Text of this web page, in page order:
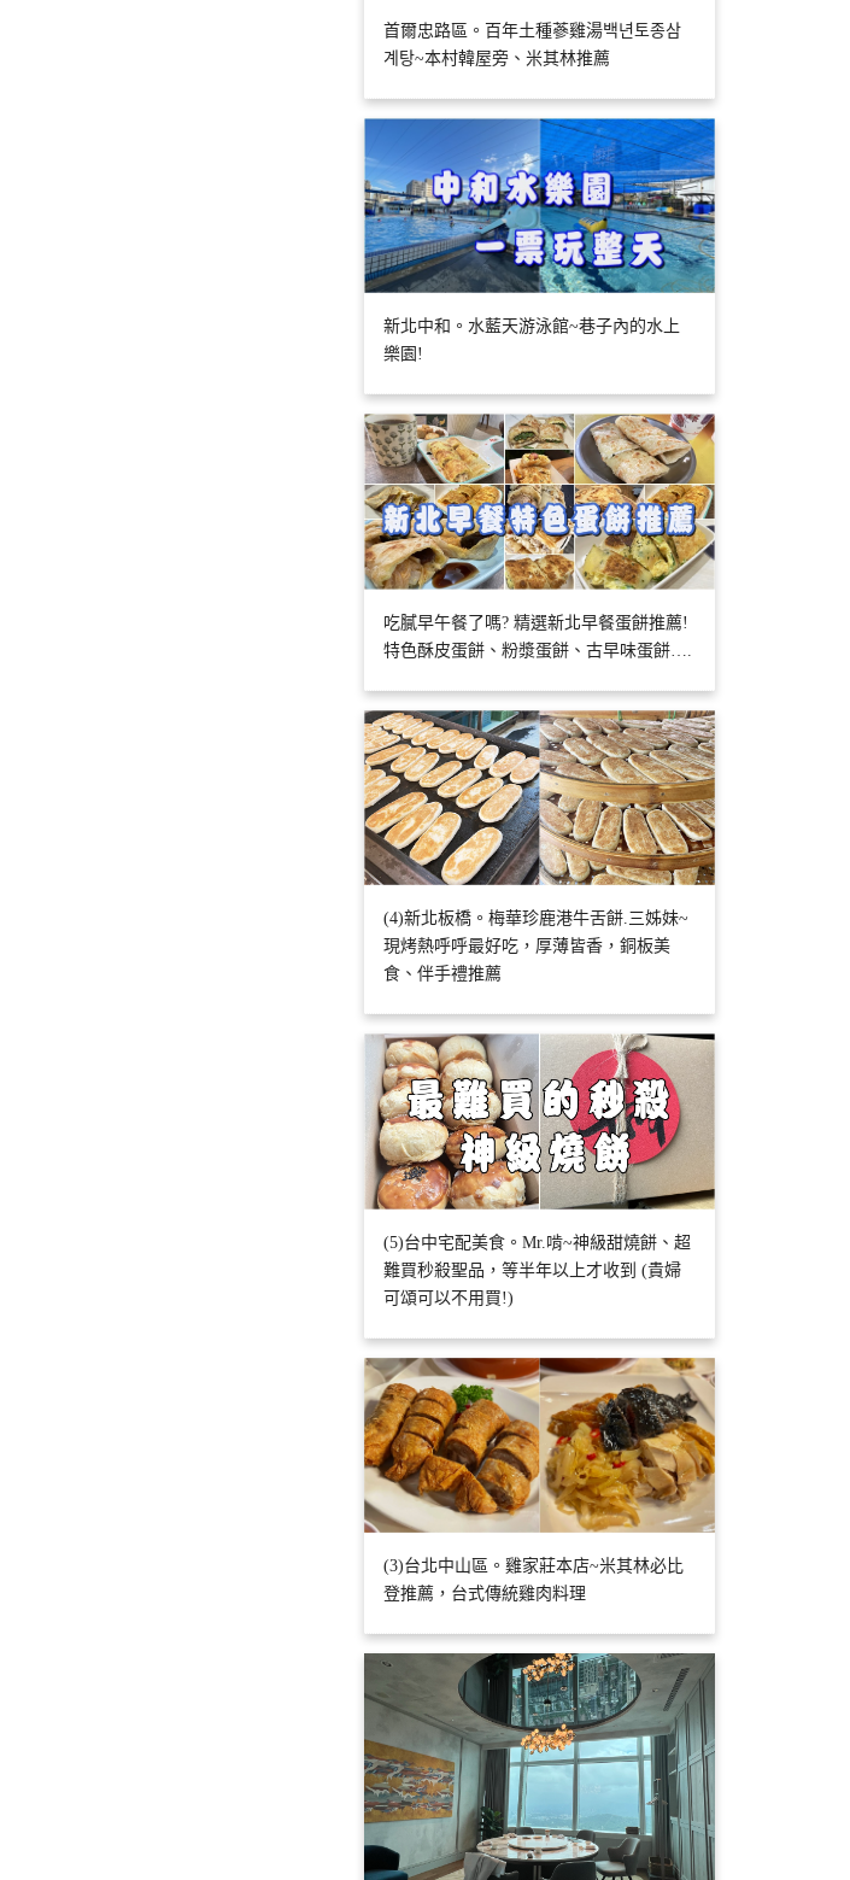
首爾忠路區。百年土種蔘雞湯백년토종삼
계탕~本村韓屋旁、米其林推薦
新北中和。水藍天游泳館~巷子內的水上
樂園!
吃膩早午餐了嗎? 精選新北早餐蛋餅推薦!
特色酥皮蛋餅、粉漿蛋餅、古早味蛋餅….
(4)新北板橋。梅華珍鹿港牛舌餅.三姊妹~
現烤熱呼呼最好吃，厚薄皆香，銅板美
食、伴手禮推薦
(5)台中宅配美食。Mr.啃~神級甜燒餅、超
難買秒殺聖品，等半年以上才收到 (貴婦
可頌可以不用買!)
(3)台北中山區。雞家莊本店~米其林必比
登推薦，台式傳統雞肉料理